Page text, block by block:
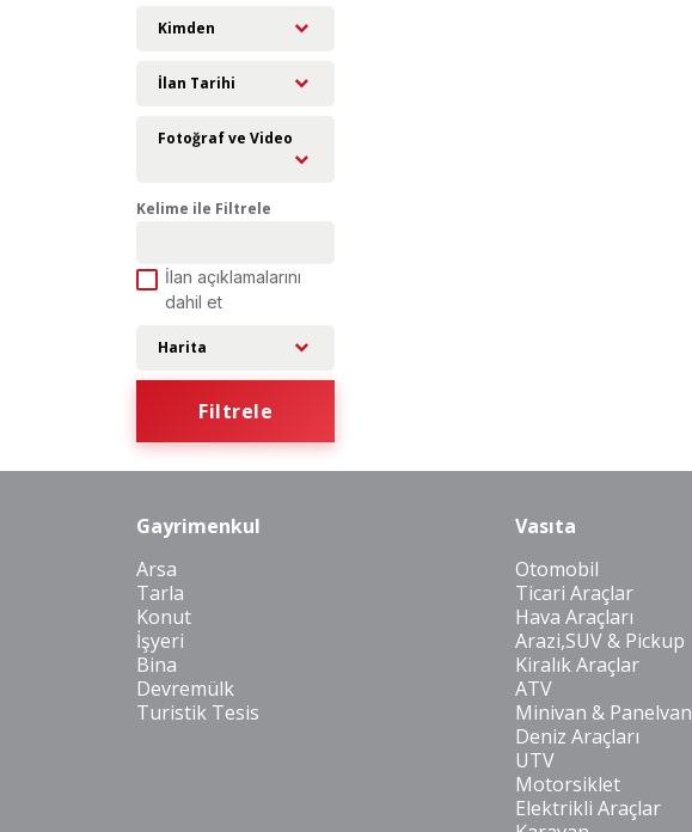
Kimden
İlan Tarihi
Fotoğraf ve Video
Kelime ile Filtrele
İlan açıklamalarını
dahil et
Harita
Filtrele
Gayrimenkul
Arsa
Tarla
Konut
İşyeri
Bina
Devremülk
Turistik Tesis
Vasıta
Otomobil
Ticari Araçlar
Hava Araçları
Arazi,SUV & Pickup
Kiralık Araçlar
ATV
Minivan & Panelvan
Deniz Araçları
UTV
Motorsiklet
Elektrikli Araçlar